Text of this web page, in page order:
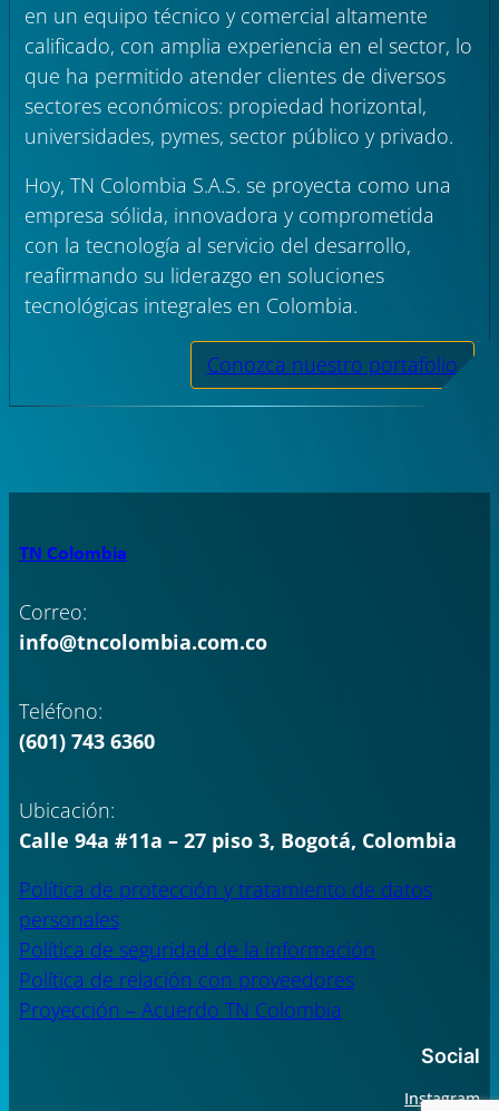
en un equipo técnico y comercial altamente
calificado, con amplia experiencia en el sector, lo
que ha permitido atender clientes de diversos
sectores económicos: propiedad horizontal,
universidades, pymes, sector público y privado.
Hoy, TN Colombia S.A.S. se proyecta como una
empresa sólida, innovadora y comprometida
con la tecnología al servicio del desarrollo,
reafirmando su liderazgo en soluciones
tecnológicas integrales en Colombia.
Conozca nuestro portafolio
TN Colombia
Correo:
info@tncolombia.com.co
Teléfono:
(601) 743 6360
Ubicación:
Calle 94a #11a – 27 piso 3, Bogotá, Colombia
Política de protección y tratamiento de datos
personales
Política de seguridad de la información
Política de relación con proveedores
Proyección – Acuerdo TN Colombia
Social
Instagram